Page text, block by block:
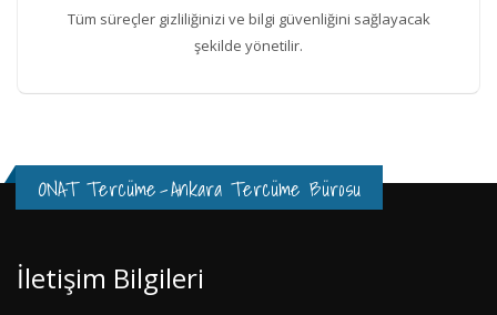
Tüm süreçler gizliliğinizi ve bilgi güvenliğini sağlayacak
şekilde yönetilir.
ONAT Tercüme-Ankara Tercüme Bürosu
İletişim Bilgileri